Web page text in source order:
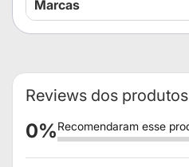
informações
Marcas
Reviews dos produtos
0%Recomendaram esse